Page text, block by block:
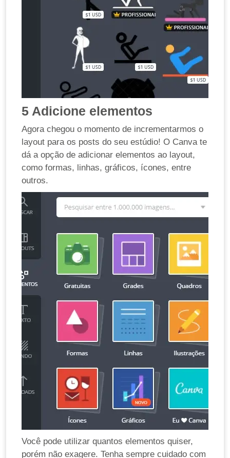
5 Adicione elementos
Agora chegou o momento de incrementarmos o
layout para os posts do seu estúdio! O Canva te
dá a opção de adicionar elementos ao layout,
como formas, linhas, gráficos, ícones, entre
outros.
Você pode utilizar quantos elementos quiser,
porém não exagere. Tenha sempre cuidado com